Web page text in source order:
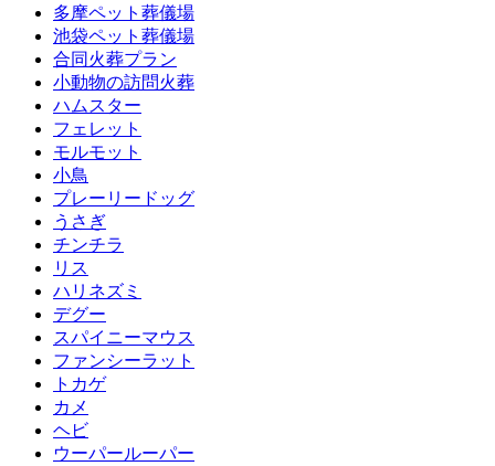
多摩ペット葬儀場
池袋ペット葬儀場
合同火葬プラン
小動物の訪問火葬
ハムスター
フェレット
モルモット
小鳥
プレーリードッグ
うさぎ
チンチラ
リス
ハリネズミ
デグー
スパイニーマウス
ファンシーラット
トカゲ
カメ
ヘビ
ウーパールーパー